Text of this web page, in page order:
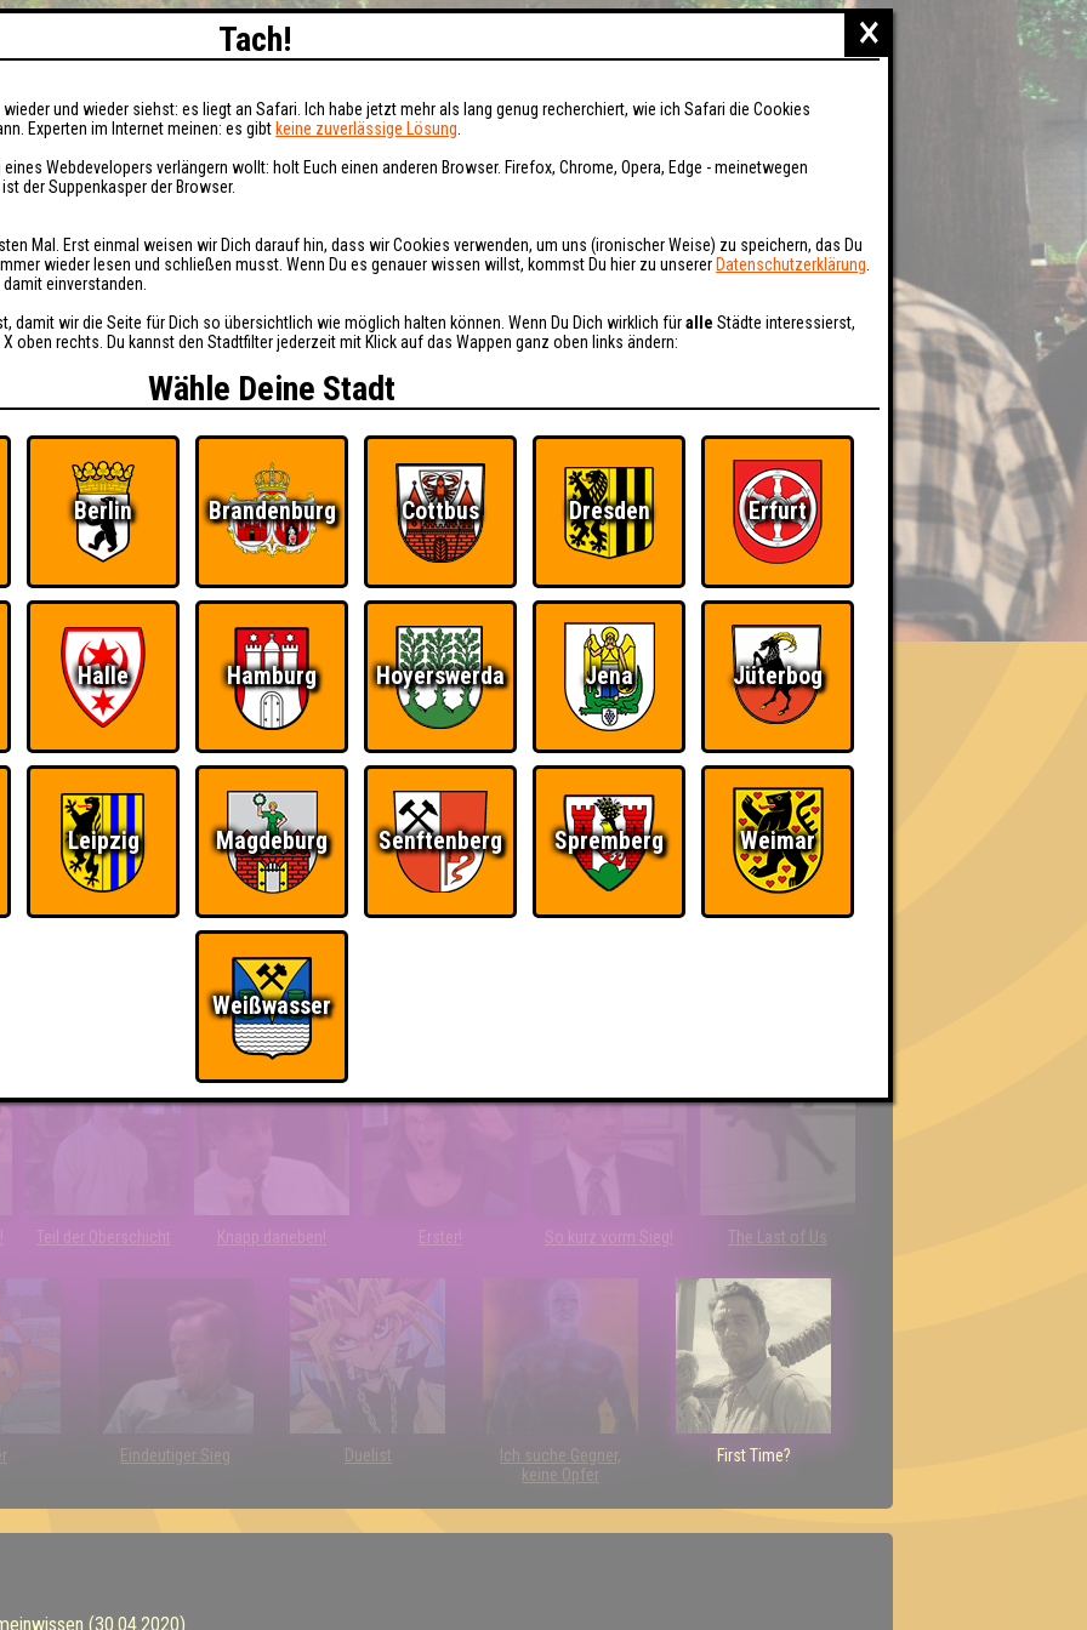
HIGHSCORE RESERVIERUNG BUCHEN ÜBER UNS
Stechen verlieren, trotzdem auf dem 1. Platz - den haben sie sich schließlich verdient! Entsprechend gibt es
Quizveteran
Teil der Oberschicht Knapp daneben! Erster! So kurz vorm Sieg! The Last of Us
Eindeutiger Sieg Duelist
Ich suche Gegner,
keine Opfer
First Time?
(30.04.2020)
×
Tach!
und wieder siehst: es liegt an Safari. Ich habe jetzt mehr als lang genug recherchiert, wie ich Safari die Cookies
Experten im Internet meinen: es gibt keine zuverlässige Lösung
Webdevelopers verlängern wollt: holt Euch einen anderen Browser. Firefox, Chrome, Opera, Edge - meinetwegen
der Suppenkasper der Browser.
Mal. Erst einmal weisen wir Dich darauf hin, dass wir Cookies verwenden, um uns (ironischer Weise) zu speichern, das Du
wieder lesen und schließen musst. Wenn Du es genauer wissen willst, kommst Du hier zu unserer Datenschutzerklärung
einverstanden.
damit wir die Seite für Dich so übersichtlich wie möglich halten können. Wenn Du Dich wirklich füralle Städte interessierst,
oben rechts. Du kannst den Stadtfilter jederzeit mit Klick auf das Wappen ganz oben links ändern:
Wähle Deine Stadt
Berlin Brandenburg Cottbus Dresden Erfurt
Halle Hamburg Hoyerswerda Jena Jüterbog
Leipzig Magdeburg Senftenberg Spremberg Weimar
Weißwasser